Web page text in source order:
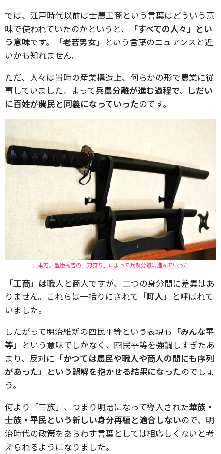
では、江戸時代以前は士農工商という言葉はどういう意
味で使われていたのかというと、
「すべての人々」とい
う意味です。 「老若男女」 という言葉のニュアンスと近
いかも知れません。
ただ、人々は当時の産業構造上、何らかの形で農業に従
事していました。よって兵農分離が進む過程で、しだい
に百姓が農民と同義になっていったのです。
日本刀。豊臣秀吉の「刀狩り」によって兵農分離は進んでいった
「工商」は職人と商人ですが、二つの身分間に差異はあ
りません。これらは一括りにされて 「町人」 と呼ばれて
いました。
したがって明治維新の四民平等という表現も 「みんな平
等」 という意味でしかなく、四民平等を強調しすぎたあ
まり、反対に 「かつては農民や職人や商人の間にも序列
があった」という誤解を抱かせる結果になったのでしょ
う。
何より「三族」、つまり明治になって導入された華族・
士族・平民という新しい身分再編と適合しないので、明
治時代の政策をあらわす言葉としては相応しくないと考
えられるようになりました。